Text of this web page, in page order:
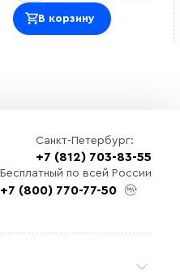
В корзину
Санкт-Петербург:
+7 (812) 703-83-55
Бесплатный по всей России
+7 (800) 770-77-50